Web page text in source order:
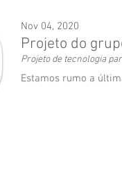
Nov 04, 2020
Projeto do
Projeto de tecnologia
Estamos rumo a